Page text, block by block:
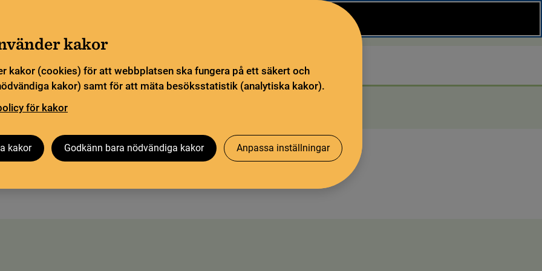
kakor
kakor (cookies) för att webbplatsen ska fungera på ett säkert och
kakor) samt för att mäta besöksstatistik (analytiska kakor).
för kakor
kakor Godkänn bara nödvändiga kakor Anpassa inställningar
Pliktleverans och ISBN Söktjänster
Besök oss